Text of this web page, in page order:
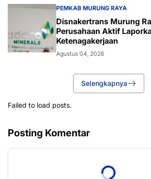
PEMKAB MURUNG RAYA
Disnakertrans Murung
Perusahaan Aktif
Ketenagakerjaan
Agustus 04, 2026
Selengkapnya
Failed to load posts.
Posting Komentar